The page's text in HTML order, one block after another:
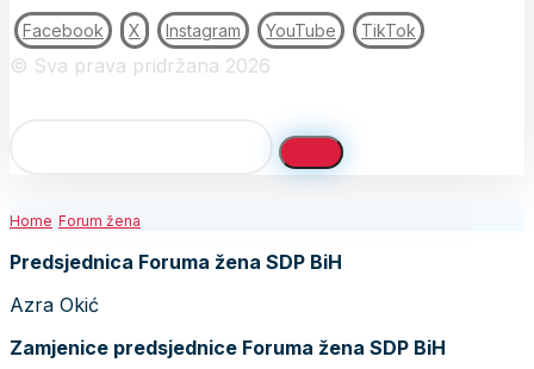
Facebook X Instagram YouTube TikTok
© Sva prava pridržana 2026
Home Forum žena
Predsjednica Foruma žena SDP BiH
Azra Okić
Zamjenice predsjednice Foruma žena SDP BiH